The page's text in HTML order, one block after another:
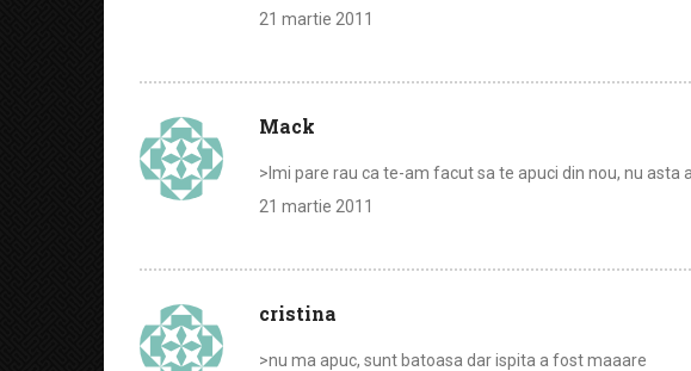
21 martie 2011
Mack
>Imi pare rau ca te-am facut sa te apuci din nou, nu asta
21 martie 2011
cristina
>nu ma apuc, sunt batoasa dar ispita a fost maaare